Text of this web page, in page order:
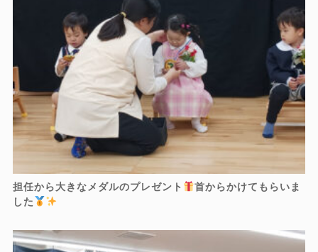
担任から大きなメダルのプレゼント
首からかけてもらいま
した